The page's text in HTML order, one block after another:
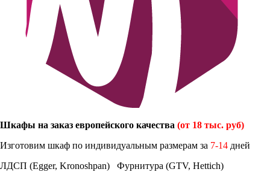
Шкафы на заказ европейского качества (от 18 тыс. руб)
Изготовим шкаф по индивидуальным размерам за 7-14 дней
ЛДСП (Egger, Kronoshpan) Фурнитура (GTV, Hettich)